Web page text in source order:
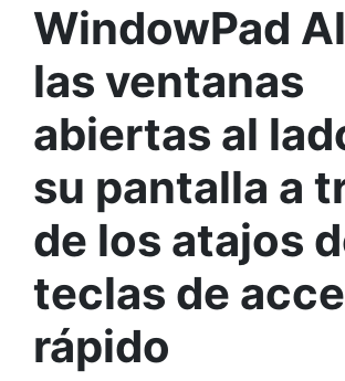
WindowPad
las ventanas
abiertas al
su pantalla a
de los atajos
teclas de
rápido